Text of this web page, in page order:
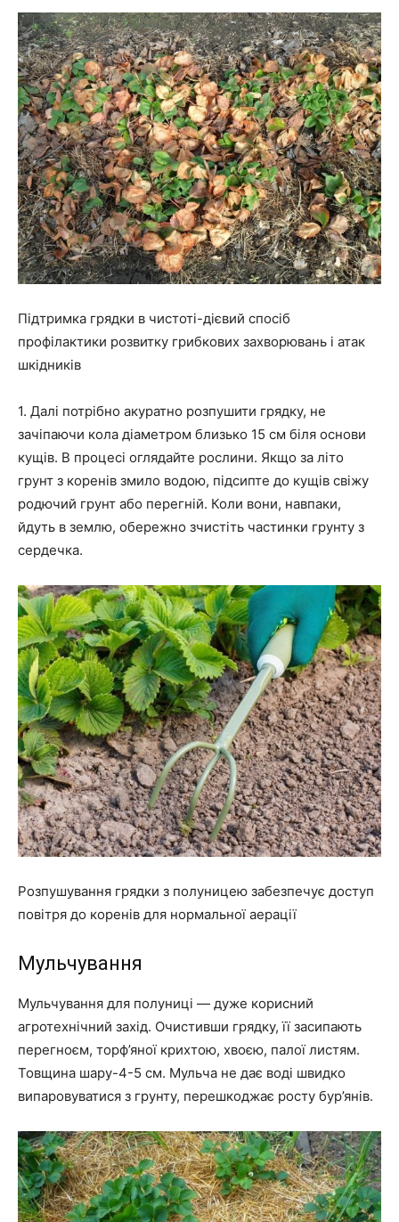
Підтримка грядки в чистоті-дієвий спосіб
профілактики розвитку грибкових захворювань і атак
шкідників
1. Далі потрібно акуратно розпушити грядку, не
зачіпаючи кола діаметром близько 15 см біля основи
кущів. В процесі оглядайте рослини. Якщо за літо
грунт з коренів змило водою, підсипте до кущів свіжу
родючий грунт або перегній. Коли вони, навпаки,
йдуть в землю, обережно зчистіть частинки грунту з
сердечка.
Розпушування грядки з полуницею забезпечує доступ
повітря до коренів для нормальної аерації
Мульчування
Мульчування для полуниці — дуже корисний
агротехнічний захід. Очистивши грядку, її засипають
перегноєм, торф’яної крихтою, хвоєю, палої листям.
Товщина шару-4-5 см. Мульча не дає воді швидко
випаровуватися з грунту, перешкоджає росту бур’янів.